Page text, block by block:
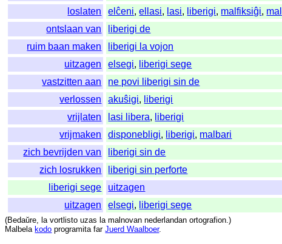
loslaten
elĉeni,ellasi, lasi, liberigi, malfiksiĝi,
ontslaan van
liberigi de
ruim baan maken
liberigi la vojon
uitzagen
elsegi, liberigi sege
vastzitten aan
ne povi liberigi sin de
verlossen
akuŝigi, liberigi
vrijlaten
lasi libera, liberigi
vrijmaken
disponebligi, liberigi, malbari
zich bevrijden van
liberigi sin de
zich losrukken
liberigi sin perforte
liberigi sege
uitzagen
uitzagen
elsegi, liberigi sege
(Bedaŭre, la vortlisto uzas la malnovan nederlandan ortografion.)
Malbela kodo programita far Juerd Waalboer.